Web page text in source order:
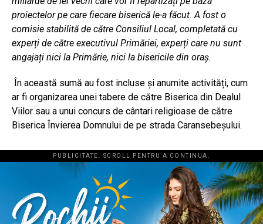
proiectelor pe care fiecare biserică le-a făcut. A fost o
comisie stabilită de către Consiliul Local, completată cu
experți de către executivul Primăriei, experți care nu sunt
angajați nici la Primărie, nici la bisericile din oraș.
În această sumă au fost incluse și anumite activități, cum
ar fi organizarea unei tabere de către Biserica din Dealul
Viilor sau a unui concurs de cântari religioase de către
Biserica Învierea Domnului de pe strada Caransebeșului.
PUBLICITATE. SCROLL PENTRU A CONTINUA.